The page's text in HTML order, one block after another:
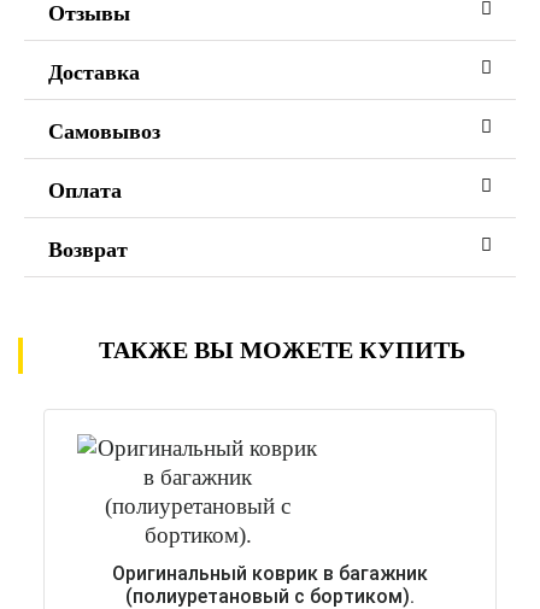
Отзывы
Доставка
Самовывоз
Оплата
Возврат
ТАКЖЕ ВЫ МОЖЕТЕ КУПИТЬ
Оригинальный коврик в багажник
(полиуретановый с бортиком).